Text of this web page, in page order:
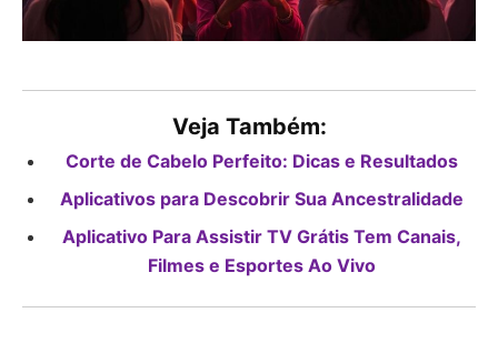
Veja Também:
Corte de Cabelo Perfeito: Dicas e Resultados
Aplicativos para Descobrir Sua Ancestralidade
Aplicativo Para Assistir TV Grátis Tem Canais,
Filmes e Esportes Ao Vivo